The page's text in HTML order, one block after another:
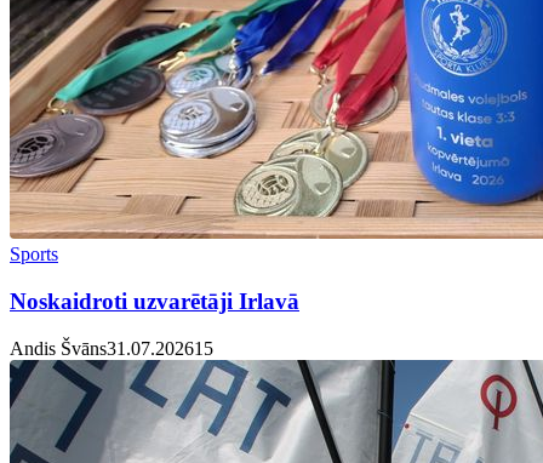
Sports
Noskaidroti uzvarētāji Irlavā
Andis Švāns31.07.20261 5